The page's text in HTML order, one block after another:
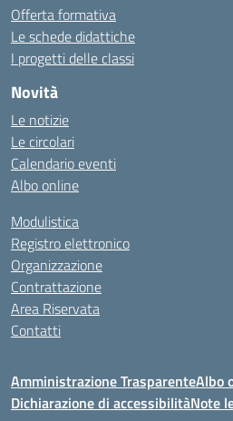
Offerta formativa
Le schede didattiche
I progetti delle classi
Novità
Le notizie
Le circolari
Calendario eventi
Albo online
Modulistica
Registro elettronico
Organizzazione
Contrattazione
Area Riservata
Contatti
Amministrazione TrasparenteAlbo
Dichiarazione di accessibilitàNote